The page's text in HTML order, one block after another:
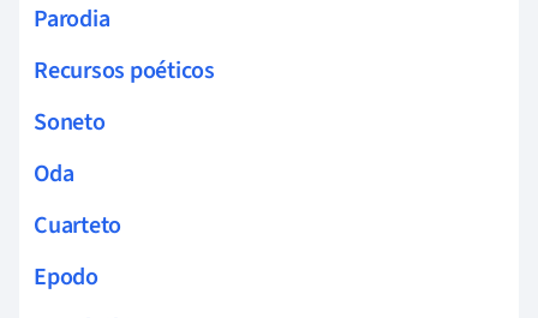
Parodia
Recursos poéticos
Soneto
Oda
Cuarteto
Epodo